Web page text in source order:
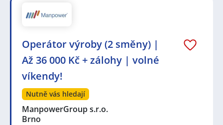
Operátor výroby (2 směny) |
Až 36 000 Kč + zálohy | volné
víkendy!
Nutně vás hledají
ManpowerGroup s.r.o.
Brno